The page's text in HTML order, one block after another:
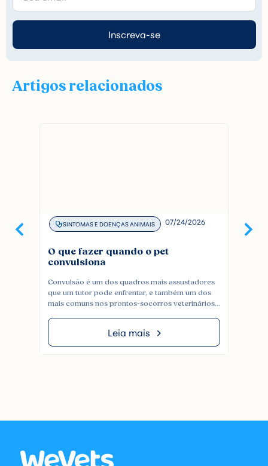
Inscreva-se
Artigos relacionados
SINTOMAS E DOENÇAS ANIMAIS 07/24/2026
O que fazer quando o pet
convulsiona
Convulsão é um dos quadros mais assustadores
que um tutor pode enfrentar, e também um dos
mais comuns nos prontos-socorros veterinários.
idade, por causas que vão de epilepsia a uma
intoxicação, e costuma vir sem aviso. Entender o
que está acontecendo com o pet, saber o que […]
Leia mais